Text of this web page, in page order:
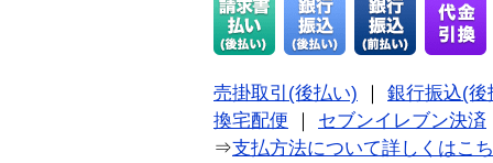
売掛取引(後払い) ｜ 銀行振込(後
換宅配便 ｜ セブンイレブン決済
⇒支払方法について詳しくはこ